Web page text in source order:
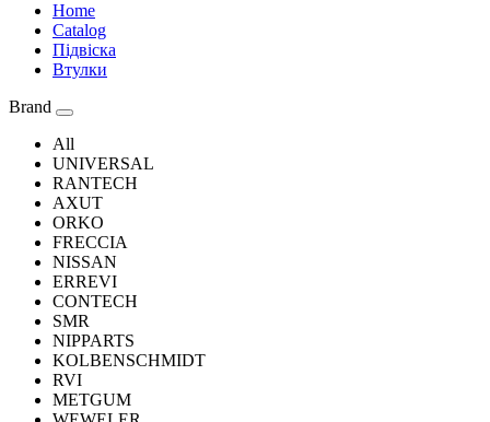
Home
Catalog
Підвіска
Втулки
Brand
All
UNIVERSAL
RANTECH
AXUT
ORKO
FRECCIA
NISSAN
ERREVI
CONTECH
SMR
NIPPARTS
KOLBENSCHMIDT
RVI
METGUM